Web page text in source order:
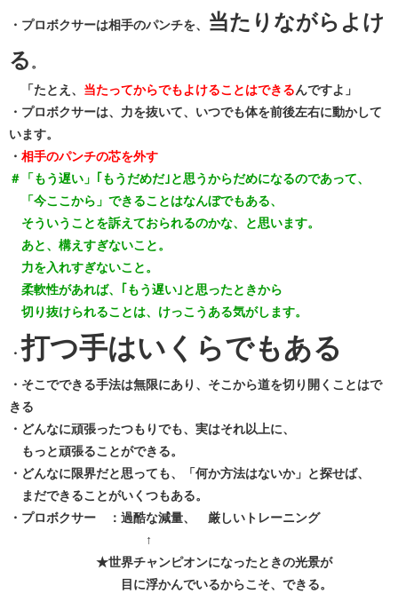
・プロボクサーは相手のパンチを、
当たりながらよけ
る 。
「たとえ、 当たってからでもよけることはできるんですよ」
・プロボクサーは、力を抜いて、いつでも体を前後左右に動かして
います。
・ 相手のパンチの芯を外す
＃「もう遅い」｢もうだめだ｣と思うからだめになるのであって、
「今ここから」できることはなんぼでもある、
そういうことを訴えておられるのかな、と思います。
あと、構えすぎないこと。
力を入れすぎないこと。
柔軟性があれば、｢もう遅い｣と思ったときから
切り抜けられることは、けっこうある気がします。
・ 打つ手はいくらでもある
・そこでできる手法は無限にあり、そこから道を切り開くことはで
きる
・どんなに頑張ったつもりでも、実はそれ以上に、
もっと頑張ることができる。
・どんなに限界だと思っても、「何か方法はないか」と探せば、
まだできることがいくつもある。
・プロボクサー ：過酷な減量、 厳しいトレーニング
↑
★世界チャンピオンになったときの光景が
目に浮かんでいるからこそ、できる。